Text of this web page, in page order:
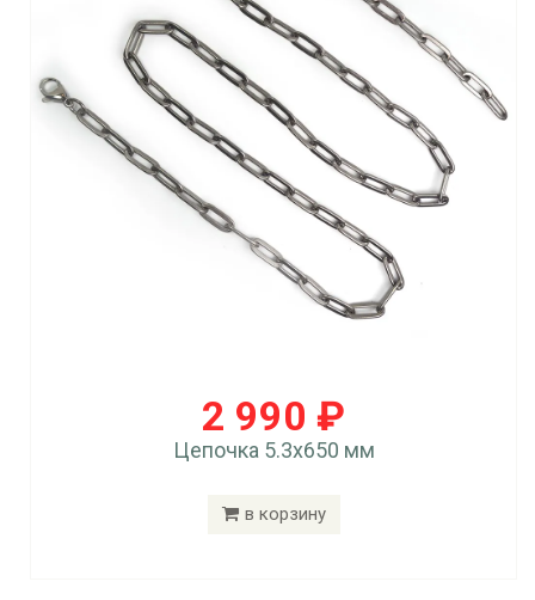
2 990 ₽
Цепочка 5.3x650 мм
в корзину